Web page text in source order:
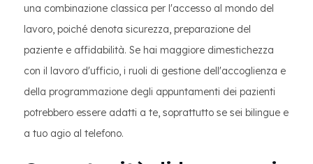
una combinazione classica per l'accesso al mondo del
lavoro, poiché denota sicurezza, preparazione del
paziente e affidabilità. Se hai maggiore dimestichezza
con il lavoro d'ufficio, i ruoli di gestione dell'accoglienza e
della programmazione degli appuntamenti dei pazienti
potrebbero essere adatti a te, soprattutto se sei bilingue e
a tuo agio al telefono.